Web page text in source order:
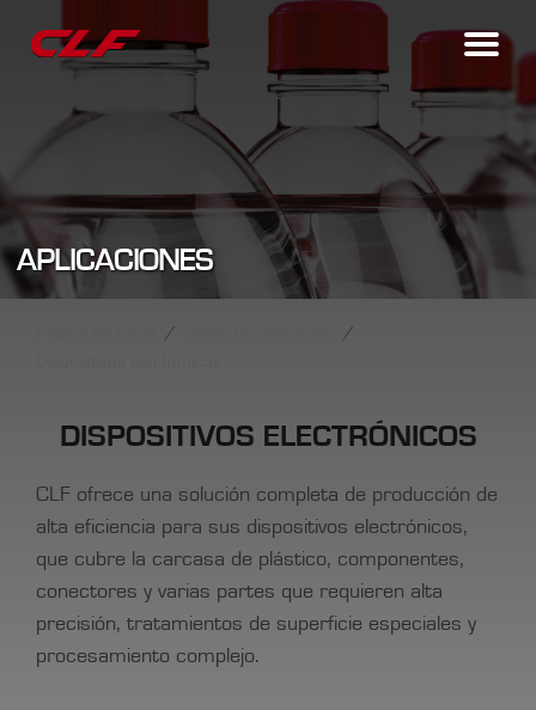
APLICACIONES
DISPOSITIVOS ELECTRÓNICOS
CLF ofrece una solución completa de producción de
alta eficiencia para sus dispositivos electrónicos,
que cubre la carcasa de plástico, componentes,
conectores y varias partes que requieren alta
precisión, tratamientos de superficie especiales y
procesamiento complejo.